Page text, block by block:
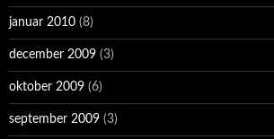
januar 2010 (8)
december 2009 (3)
oktober 2009 (6)
september 2009 (3)